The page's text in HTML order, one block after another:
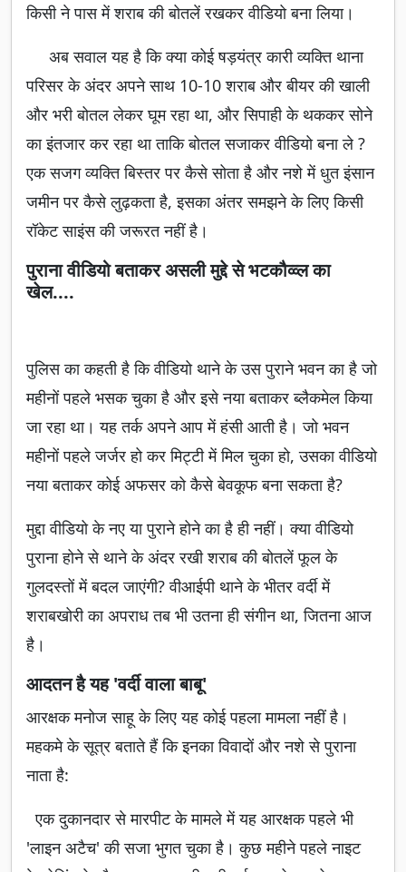
किसी ने पास में शराब की बोतलें रखकर वीडियो बना लिया।
अब सवाल यह है कि क्या कोई षड़यंत्र कारी व्यक्ति थाना
परिसर के अंदर अपने साथ 10-10 शराब और बीयर की खाली
और भरी बोतल लेकर घूम रहा था, और सिपाही के थककर सोने
का इंतजार कर रहा था ताकि बोतल सजाकर वीडियो बना ले ?
एक सजग व्यक्ति बिस्तर पर कैसे सोता है और नशे में धुत इंसान
जमीन पर कैसे लुढ़कता है, इसका अंतर समझने के लिए किसी
रॉकेट साइंस की जरूरत नहीं है।
पुराना वीडियो बताकर असली मुद्दे से भटकौव्व्ल का
खेल....
पुलिस का कहती है कि वीडियो थाने के उस पुराने भवन का है जो
महीनों पहले भसक चुका है और इसे नया बताकर ब्लैकमेल किया
जा रहा था। यह तर्क अपने आप में हंसी आती है। जो भवन
महीनों पहले जर्जर हो कर मिट्टी में मिल चुका हो, उसका वीडियो
नया बताकर कोई अफसर को कैसे बेवकूफ बना सकता है?
मुद्दा वीडियो के नए या पुराने होने का है ही नहीं। क्या वीडियो
पुराना होने से थाने के अंदर रखी शराब की बोतलें फूल के
गुलदस्तों में बदल जाएंगी? वीआईपी थाने के भीतर वर्दी में
शराबखोरी का अपराध तब भी उतना ही संगीन था, जितना आज
है।
आदतन है यह 'वर्दी वाला बाबू'
आरक्षक मनोज साहू के लिए यह कोई पहला मामला नहीं है।
महकमे के सूत्र बताते हैं कि इनका विवादों और नशे से पुराना
नाता है:
एक दुकानदार से मारपीट के मामले में यह आरक्षक पहले भी
'लाइन अटैच' की सजा भुगत चुका है। कुछ महीने पहले नाइट